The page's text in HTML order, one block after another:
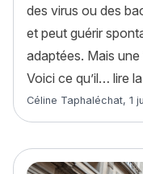
des virus ou des
et peut guérir
adaptées. Mais
Voici ce qu’il… lire
Article rédigé par
Céline Taphaléchat, 1